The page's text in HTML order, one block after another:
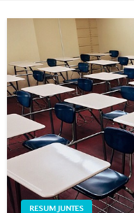
RESUM JUNTES